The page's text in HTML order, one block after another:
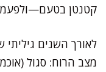
קטנטן
לאורך השנים
מצב הרוח: סגול